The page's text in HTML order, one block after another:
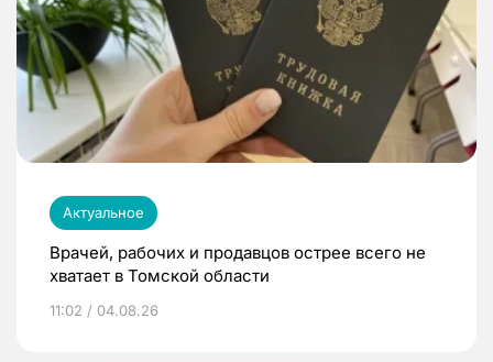
Актуальное
Врачей, рабочих и продавцов острее всего не
хватает в Томской области
11:02 / 04.08.26